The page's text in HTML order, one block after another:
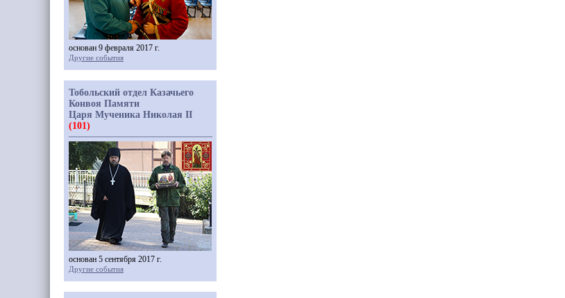
основан 9 февраля 2017 г.
Другие события
Тобольский отдел Казачьего
Конвоя Памяти
Царя Мученика Николая II
(101)
основан 5 сентября 2017 г.
Другие события